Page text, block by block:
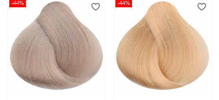
-44% -44%